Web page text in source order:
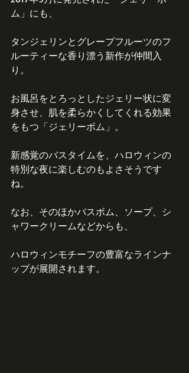
ム」にも、
タンジェリンとグレープフルーツのフ
ルーティーな香り漂う新作が仲間入
り。
お風呂をとろっとしたジェリー状に変
身させ、肌を柔らかくしてくれる効果
をもつ「ジェリーボム」。
新感覚のバスタイムを、ハロウィンの
特別な夜に楽しむのもよさそうです
ね。
なお、そのほかバスボム、ソープ、シ
ャワークリームなどからも、
ハロウィンモチーフの豊富なラインナ
ップが展開されます。